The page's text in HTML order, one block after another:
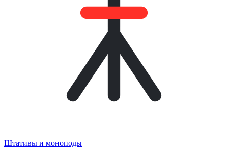
Штативы и моноподы